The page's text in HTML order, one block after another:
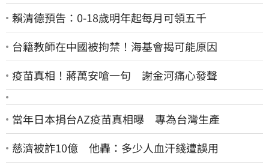
賴清德預告：0-18歲明年起每月可領五千
台籍教師在中國被拘禁！海基會揭可能原因
疫苗真相！蔣萬安嗆一句 謝金河痛心發聲
當年日本捐台AZ疫苗真相曝 專為台灣生產
慈濟被詐10億 他轟：多少人血汗錢遭誤用